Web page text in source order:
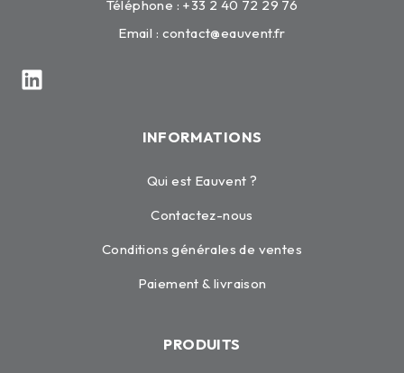
Téléphone : +33 2 40 72 29 76
Email : contact@eauvent.fr
INFORMATIONS
Qui est Eauvent ?
Contactez-nous
Conditions générales de ventes
Paiement & livraison
PRODUITS